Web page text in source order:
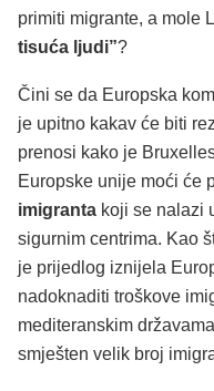
primiti migrante, a mole
tisuća ljudi”?
Čini se da Europska
je upitno kakav će biti
prenosi kako je
Europske unije moći će
imigranta koji se nalazi
sigurnim centrima. Kao
je prijedlog iznijela
nadoknaditi troškove
mediteranskim
smješten velik broj